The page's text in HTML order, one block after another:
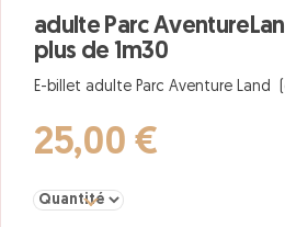
adulte Parc
plus de 1m30
E-billet adulte Parc Aventure Land
25,00 €
Sélectionner la quantité pour